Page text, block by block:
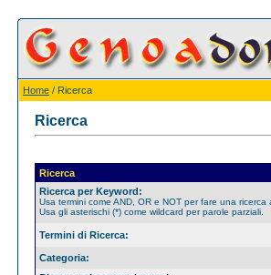
Home / Ricerca
Ricerca
Ricerca
Ricerca per Keyword:
Usa termini come AND, OR e NOT per fare una ricerca
Usa gli asterischi (*) come wildcard per parole parziali.
Termini di Ricerca:
Categoria: